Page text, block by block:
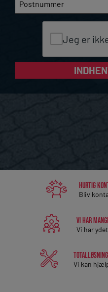
Jeg er
HURTIG
Bliv
VI HAR
Vi har
Vi kan